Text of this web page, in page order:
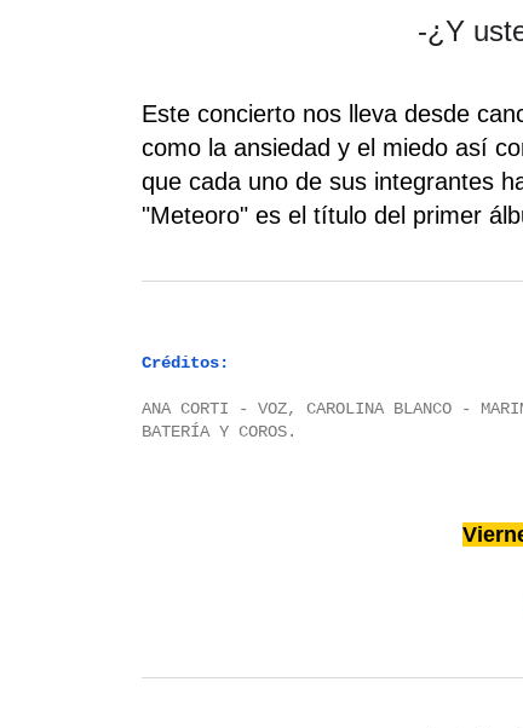
-¿Y
Este concierto nos lleva desde
como la ansiedad y el miedo así
que cada uno de sus integrantes
"Meteoro" es el título del primer
Créditos:
ANA CORTI - VOZ, CAROLINA BLANCO -
BATERÍA Y COROS.